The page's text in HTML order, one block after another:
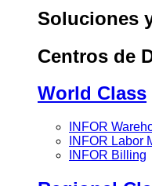
Soluciones
Centros de
World Class
INFOR
INFOR Labor
INFOR Billing